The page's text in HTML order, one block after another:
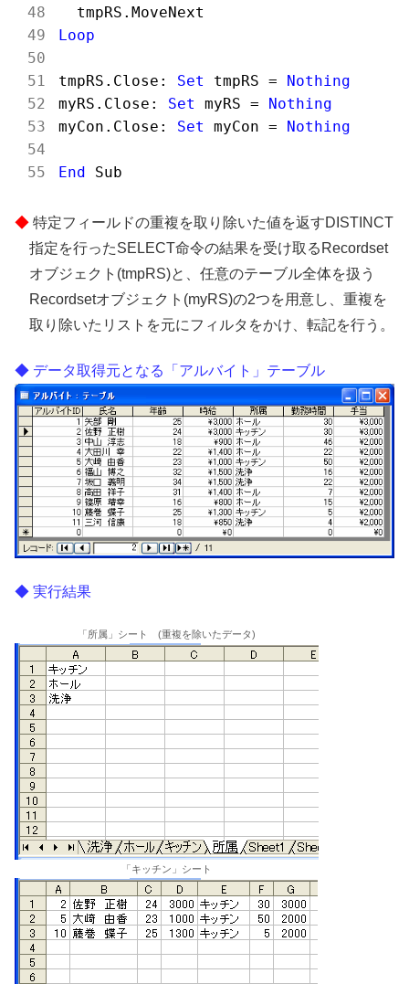
Loop
tmpRS.Close: Set tmpRS =
Nothing
myRS.Close: Set myRS =
Nothing
myCon.Close: Set myCon = Nothing
End
特定フィールドの重複を取り除いた値を返すDISTINCT
指定を行ったSELECT命令の結果を受け取るRecordset
オブジェクト(tmpRS)と、任意のテーブル全体を扱う
Recordsetオブジェクト(myRS)の2つを用意し、重複を
取り除いたリストを元にフィルタをかけ、転記を行う。
データ取得元となる「アルバイト」テーブル
実行結果
「所属」シート (重複を除いたデータ)
「キッチン」シート